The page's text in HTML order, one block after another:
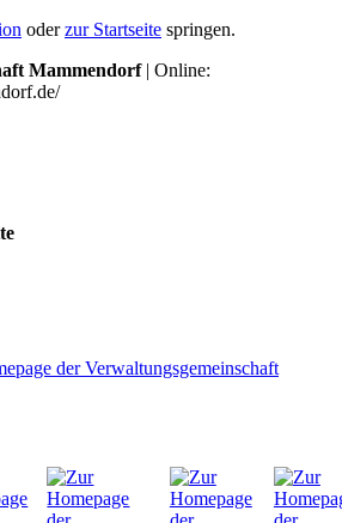
oderzur Startseite springen.
Mammendorf| Online: